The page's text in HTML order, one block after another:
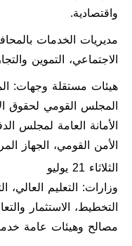
واقتصادية.
مديريات الخدمات
الاجتماعي، التموين
هيئات مستقلة وجهات:
المجلس القومي لحقوق
الأمانة العامة لمجلس
الأمن القومي، الجهاز
الثلاثاء 21 يوليو
وزارات: التعليم العالي،
التخطيط، الاستثمار
مصالح وهيئات عامة